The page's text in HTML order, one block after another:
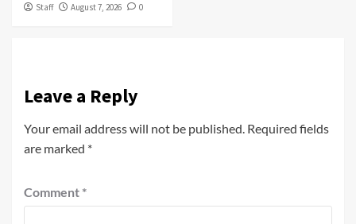
Staff August 7, 2026 0
Leave a Reply
Your email address will not be published. Required fields
are marked *
Comment *